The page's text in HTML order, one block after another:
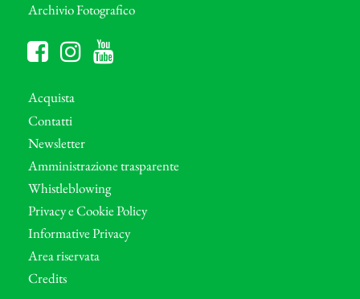
Archivio Fotografico
Acquista
Contatti
Newsletter
Amministrazione trasparente
Whistleblowing
Privacy e Cookie Policy
Informative Privacy
Area riservata
Credits